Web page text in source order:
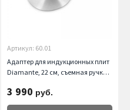
Артикул: 60.01
Адаптер для индукционных плит
Diamante, 22 см, съемная ручка
3 990 руб.